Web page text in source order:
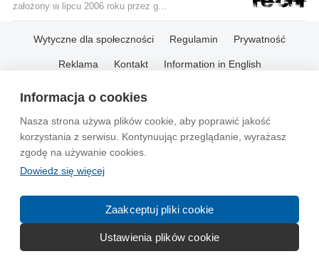
Informacja o cookies
Nasza strona używa plików cookie, aby poprawić jakość
korzystania z serwisu. Kontynuując przeglądanie, wyrażasz
zgodę na używanie cookies.
Dowiedz się więcej
Zaakceptuj pliki cookie
Ustawienia plików cookie
założony w lipcu 2006 roku przez g...
Wytyczne dla społeczności Regulamin Prywatność
Reklama Kontakt Information in English
© 2004-2026 Emito.net